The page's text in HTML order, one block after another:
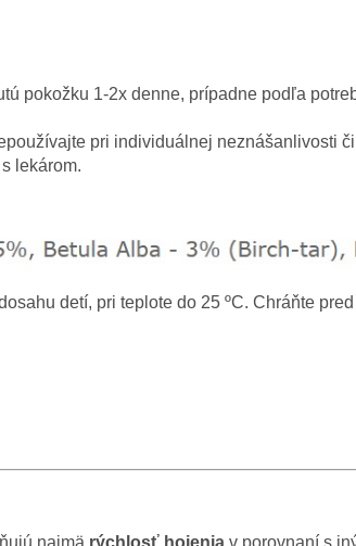
pokožku 1-2x denne, prípadne podľa
pri individuálnej neznášanlivosti
lekárom.
detí, pri teplote do 25 ºC. Chráňte